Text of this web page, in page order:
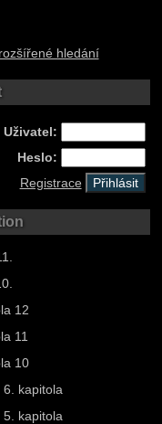
rozšířené hledání
Uživatel:
Heslo:
Registrace
12
11
10
kapitola
kapitola